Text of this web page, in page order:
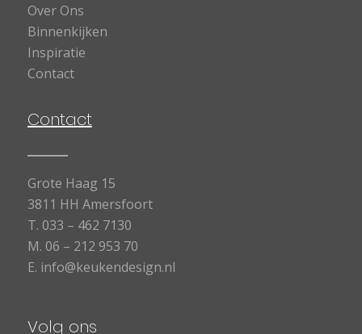
Over Ons
Binnenkijken
Inspiratie
Contact
Contact
Grote Haag 15
3811 HH Amersfoort
T. 033 – 462 7130
M. 06 – 212 953 70
E. info@keukendesign.nl
Volg ons